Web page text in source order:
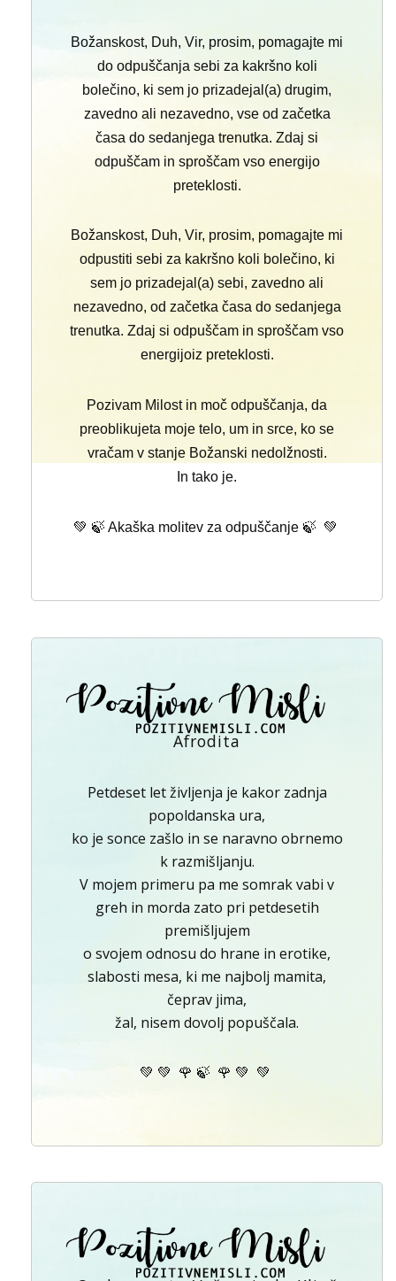
Božanskost, Duh, Vir, prosim, pomagajte mi
do odpuščanja sebi za kakršno koli
bolečino, ki sem jo prizadejal(a) drugim,
zavedno ali nezavedno, vse od začetka
časa do sedanjega trenutka. Zdaj si
odpuščam in sproščam vso energijo
preteklosti.
Božanskost, Duh, Vir, prosim, pomagajte mi
odpustiti sebi za kakršno koli bolečino, ki
sem jo prizadejal(a) sebi, zavedno ali
nezavedno, od začetka časa do sedanjega
trenutka. Zdaj si odpuščam in sproščam vso
energijoiz preteklosti.
Pozivam Milost in moč odpuščanja, da
preoblikujeta moje telo, um in srce, ko se
vračam v stanje Božanski nedolžnosti.
In tako je.
💚 🍃 Akaška molitev za odpuščanje 🍃 💚
Afrodita
Petdeset let življenja je kakor zadnja
popoldanska ura,
ko je sonce zašlo in se naravno obrnemo
k razmišljanju.
V mojem primeru pa me somrak vabi v
greh in morda zato pri petdesetih
premišljujem
o svojem odnosu do hrane in erotike,
slabosti mesa, ki me najbolj mamita,
čeprav jima,
žal, nisem dovolj popuščala.
💚 💚 🌹 🍃 🌹 💚 💚